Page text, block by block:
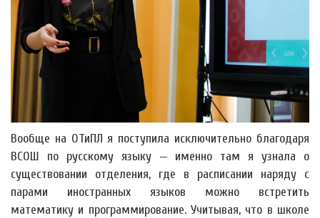
Вообще на ОТиПЛ я поступила исключительно благодаря
ВСОШ по русскому языку — именно там я узнала о
существовании отделения, где в расписании наряду с
парами иностранных языков можно встретить
математику и программирование. Учитывая, что в школе